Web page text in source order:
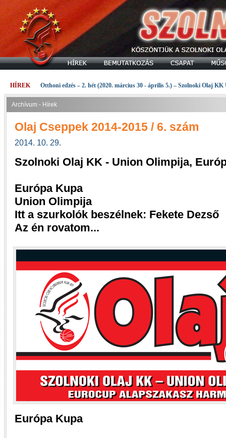
HÍREK Otthoni edzés – 2. hét (2020. március 30 - április 5.) – Szolnoki Olaj KK
Archívum - Hírek
Olaj Cseppek 2014-2015 / 6. szám
2014. 10. 29.
Szolnoki Olaj KK - Union Olimpija,
Európa Kupa
Union Olimpija
Itt a szurkolók beszélnek: Fekete Dezső
Az én rovatom...
Európa Kupa